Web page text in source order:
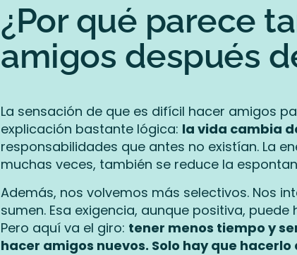
¿Por qué parece
amigos después
La sensación de que es difícil hacer amigos
explicación bastante lógica: la vida cambia
responsabilidades que antes no existían. La
muchas veces, también se reduce la
Además, nos volvemos más selectivos. Nos
sumen. Esa exigencia, aunque positiva,
Pero aquí va el giro: tener menos tiempo y
hacer amigos nuevos. Solo hay que